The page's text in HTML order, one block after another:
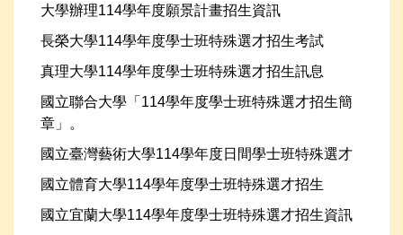
大學辦理114學年度願景計畫招生資訊
長榮大學114學年度學士班特殊選才招生考試
真理大學114學年度學士班特殊選才招生訊息
國立聯合大學「114學年度學士班特殊選才招生簡
章」。
國立臺灣藝術大學114學年度日間學士班特殊選才
國立體育大學114學年度學士班特殊選才招生
國立宜蘭大學114學年度學士班特殊選才招生資訊